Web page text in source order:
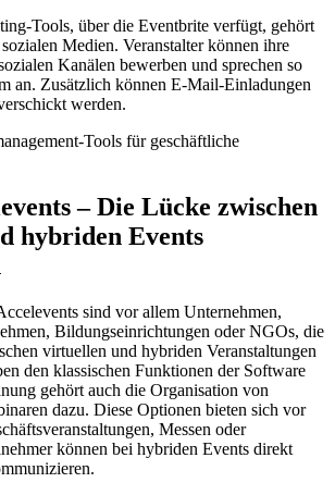
Tools, über die Eventbrite verfügt, gehört
Medien. Veranstalter können ihre
Kanälen bewerben und sprechen so
an. Zusätzlich können E-Mail-Einladungen
werden.
– Die Lücke zwischen
hybriden Events
sind vor allem Unternehmen,
Bildungseinrichtungen oder NGOs, die
virtuellen und hybriden Veranstaltungen
den klassischen Funktionen der Software
gehört auch die Organisation von
dazu. Diese Optionen bieten sich vor
Messen oder
können bei hybriden Events direkt